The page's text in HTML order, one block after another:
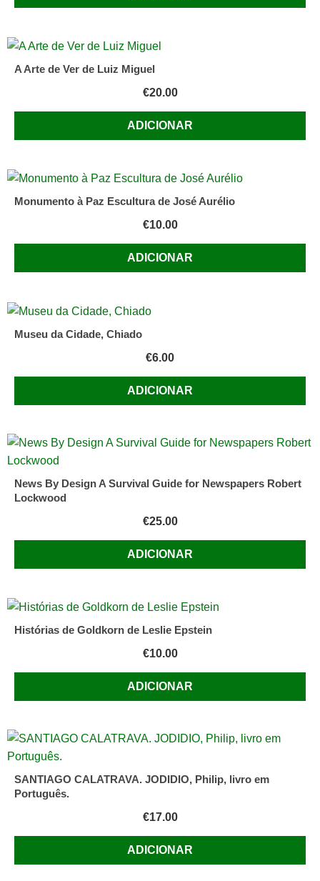
A Arte de Ver de Luiz Miguel
€20.00
ADICIONAR
Monumento à Paz Escultura de José Aurélio
€10.00
ADICIONAR
Museu da Cidade, Chiado
€6.00
ADICIONAR
News By Design A Survival Guide for Newspapers Robert
Lockwood
€25.00
ADICIONAR
Histórias de Goldkorn de Leslie Epstein
€10.00
ADICIONAR
SANTIAGO CALATRAVA. JODIDIO, Philip, livro em
Português.
€17.00
ADICIONAR